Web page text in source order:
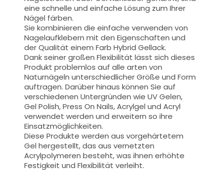
eine schnelle und einfache Lösung zum Ihrer
Nägel färben.
Sie kombinieren die einfacheverwenden von
Nagelaufklebern mit den Eigenschaften und
der Qualität einem Farb Hybrid Gellack.
Dank seiner großen Flexibilität lässt sich dieses
Produkt problemlos auf alle arten von
Naturnägeln unterschiedlicher Größe und Form
auftragen. Darüber hinaus können Sie auf
verschiedenen Untergründen wie UV Gelen,
Gel Polish, Press On Nails, Acrylgel und Acryl
verwendet werden und erweitern so ihre
Einsatzmöglichkeiten.
Diese Produkte werden aus vorgehärtetem
Gel hergestellt, das aus vernetzten
Acrylpolymeren besteht, was ihnen erhöhte
Festigkeit und Flexibilität verleiht.